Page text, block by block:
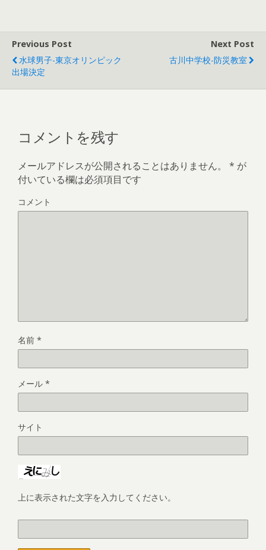
Previous Post
水球男子-東京オリンピック
出場決定
Next Post
古川中学校-防災教室
コメントを残す
メールアドレスが公開されることはありません。 * が
付いている欄は必須項目です
コメント
名前 *
メール *
サイト
上に表示された文字を入力してください。